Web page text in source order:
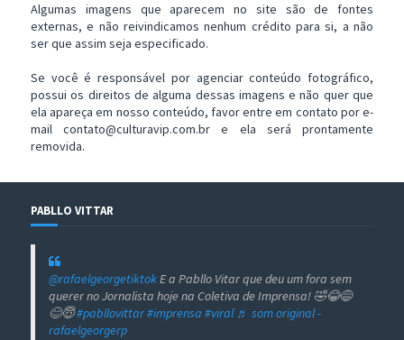
Algumas imagens que aparecem no site são de fontes
externas, e não reivindicamos nenhum crédito para si, a não
ser que assim seja especificado.
Se você é responsável por agenciar conteúdo fotográfico,
possui os direitos de alguma dessas imagens e não quer que
ela apareça em nosso conteúdo, favor entre em contato por e-
mail contato@culturavip.com.br e ela será prontamente
removida.
PABLLO VITTAR
@rafaelgeorgetiktokE a Pabllo Vitar que deu um fora sem
querer no Jornalista hoje na Coletiva de Imprensa! 🤣😂😅
😊😇#pabllovittar#imprensa #viral ♬ som original -
rafaelgeorgerp